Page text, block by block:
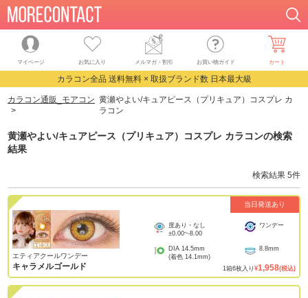
マイページ お気に入り メルマガ・割引 お買い物ガイド カート
カラコン全品 送料無料 × 取扱ブランド数 日本最大級
カラコン通販_モアコン 黄瀬やよい/キュアピース（プリキュア）コスプレ カ
ラコン
黄瀬やよい/キュアピース（プリキュア）コスプレ カラコンの検索
結果
検索結果 5件
当日発送あり
エティアクールワンデー
キャラメルゴールド
度あり・なし
±0.00~-8.00
ワンデー
DIA 14.5mm
(着色 14.1mm)
8.8mm
1箱6枚入り ¥1,958(税込)